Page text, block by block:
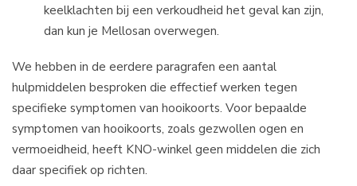
keelklachten bij een verkoudheid het geval kan zijn,
dan kun je Mellosan overwegen.
We hebben in de eerdere paragrafen een aantal
hulpmiddelen besproken die effectief werken tegen
specifieke symptomen van hooikoorts. Voor bepaalde
symptomen van hooikoorts, zoals gezwollen ogen en
vermoeidheid, heeft KNO-winkel geen middelen die zich
daar specifiek op richten.